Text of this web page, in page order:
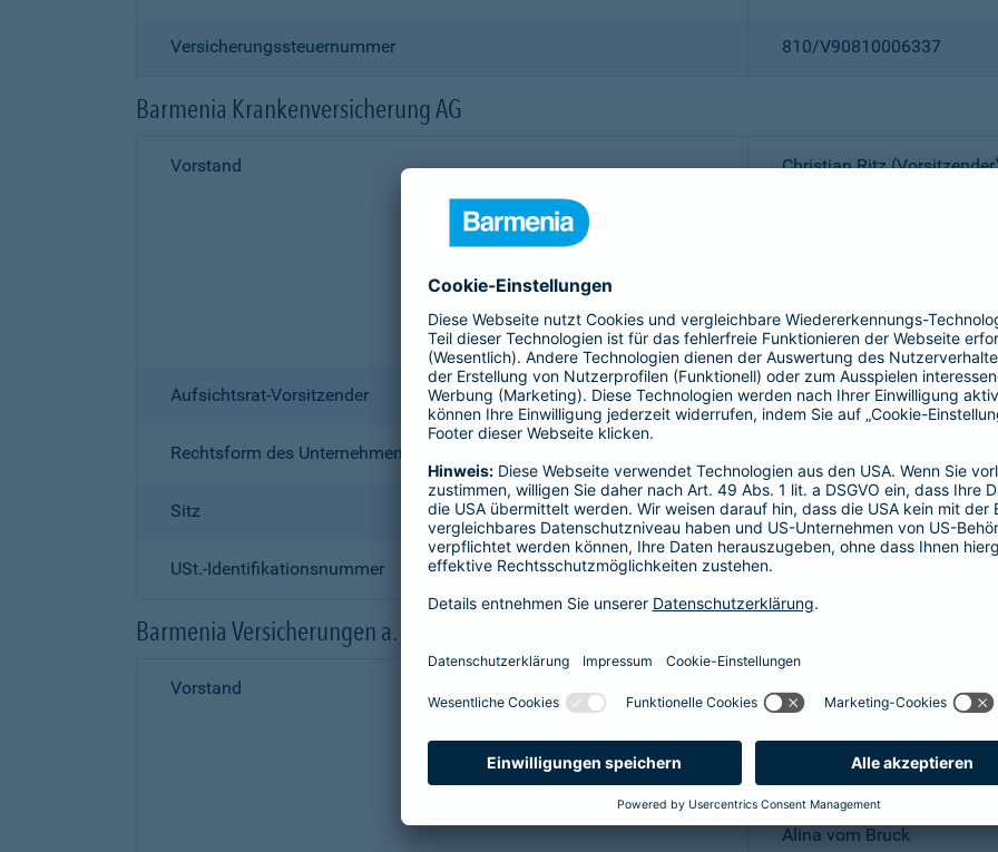
Versicherungssteuernummer 810/V90810006337
Barmenia Krankenversicherung AG
Vorstand
Christian Ritz
Oliver Schoeller
Alina vom Bruck
Aufsichtsrat-Vorsitzender Dr. h. c. Josef Beutelmann
Rechtsform des Unternehmens
Sitz Wuppertal; Amtsgericht
USt.-Identifikationsnummer
Barmenia Versicherungen a. G.
Vorstand
Dr. Andreas Eurich, Oliver
Thomas Bischof
Dr. Sylvia Eichelberg
Harald Epple
Frank Lamsfuß
Christian Ritz
Alina vom Bruck